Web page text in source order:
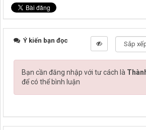
Ý kiến bạn đọc
Bạn cần đăng nhập với tư cách là
để có thể bình luận